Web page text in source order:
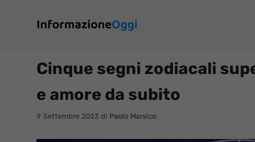
contenuto
Cinque segni zodiacali
e amore da subito
9 Settembre 2023 di Paolo Marsico